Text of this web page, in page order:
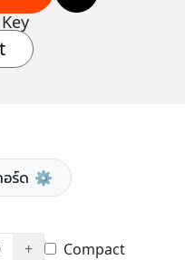
ร์ด ⚙️
+ Compact